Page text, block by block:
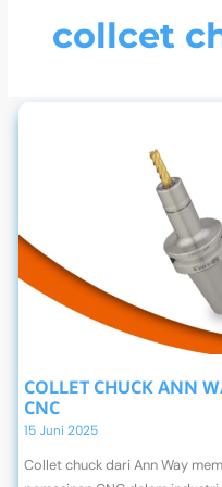
collcet
COLLET CHUCK ANN
CNC
15 Juni 2025
Collet chuck dari Ann Way